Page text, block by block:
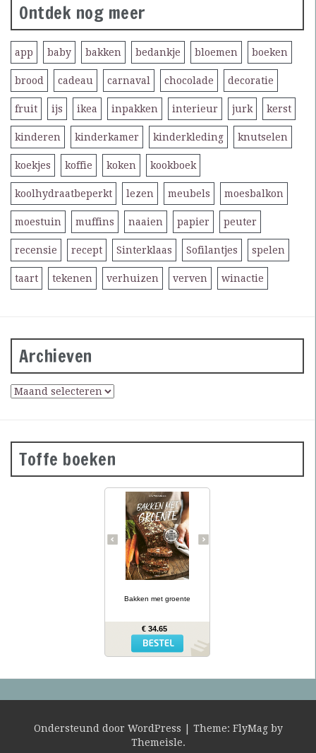
Ontdek nog meer
app baby bakken bedankje bloemen boeken
brood cadeau carnaval chocolade decoratie
fruit ijs ikea inpakken interieur jurk kerst
kinderen kinderkamer kinderkleding knutselen
koekjes koffie koken kookboek
koolhydraatbeperkt lezen meubels moesbalkon
moestuin muffins naaien papier peuter
recensie recept Sinterklaas Sofilantjes spelen
taart tekenen verhuizen verven winactie
Archieven
Toffe boeken
courgettebaguettes,
wortelbroodjes en
roggecrackers met
knolselderij: wanneer je
groente in het deeg doet,
krijg je mals en kleurrijk
brood dat ook nog eens
gezonder is dan gewoon
brood. In Bakken met
kookboekenauteur en
recepten (waarvan vele
glutenvrij) voor broden,
bolletjes, baguettes,
crackers en zoete
is niet alleen heerlijk,
… lees meer
Bakken met groente
€ 34.65
Ondersteund door WordPress | Theme: FlyMagby
Themeisle.